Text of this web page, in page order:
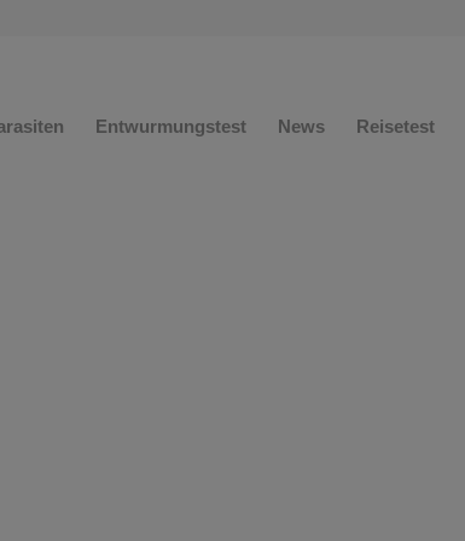
Entwurmungstest News Reisetest